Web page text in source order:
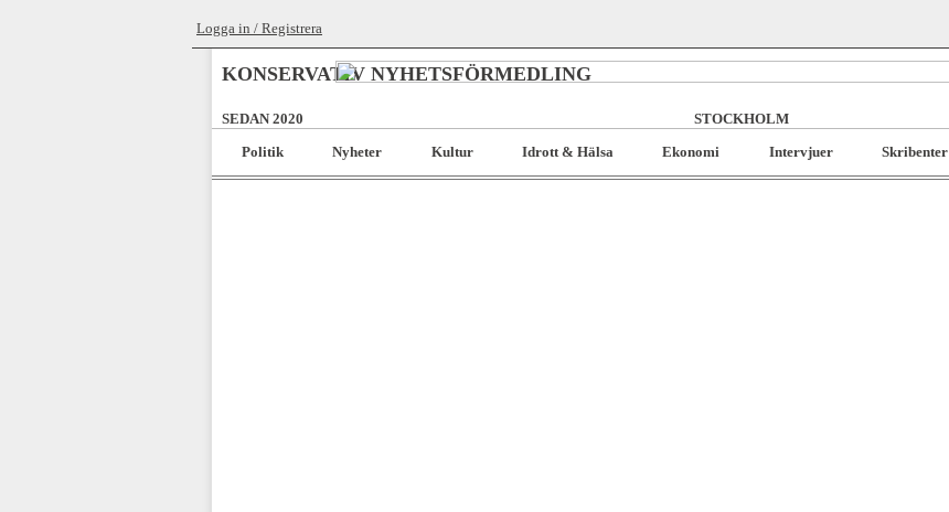
Logga in / Registrera
KONSERVATIV NYHETSFÖRMEDLING
SEDAN 2020 STOCKHOLM
Politik
Nyheter Kultur Idrott & Hälsa Ekonomi Intervjuer Skribenter